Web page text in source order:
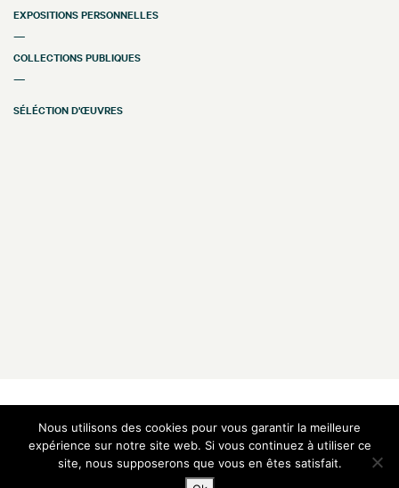
EXPOSITIONS PERSONNELLES
—
COLLECTIONS PUBLIQUES
—
SÉLÉCTION D'ŒUVRES
16 rue de Provence
75009 Paris — France
+33 1 48 00 91 00
Nous utilisons des cookies pour vous garantir la meilleure
expérience sur notre site web. Si vous continuez à utiliser ce
site, nous supposerons que vous en êtes satisfait.